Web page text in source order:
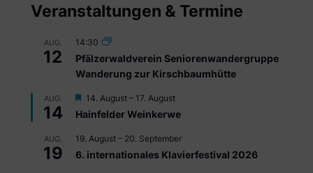
Veranstaltungen & Termine
AUG.
12
14:30
Pfälzerwaldverein Seniorenwandergruppe
Wanderung zur Kirschbaumhütte
AUG.
14
Hervorgehoben
14. August– 17. August
Hainfelder Weinkerwe
AUG.
19
19. August– 20. September
6. internationales Klavierfestival 2026